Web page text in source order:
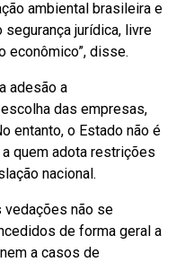
ambiental brasileira e
jurídica, livre
econômico”, disse.
adesão a
das empresas,
entanto, o Estado não é
quem adota restrições
nacional.
vedações não se
de forma geral a
a casos de